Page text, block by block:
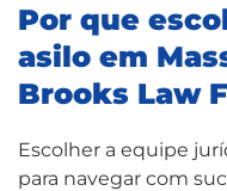
Por que
asilo em
Brooks Law
Escolher a equipe
para navegar com